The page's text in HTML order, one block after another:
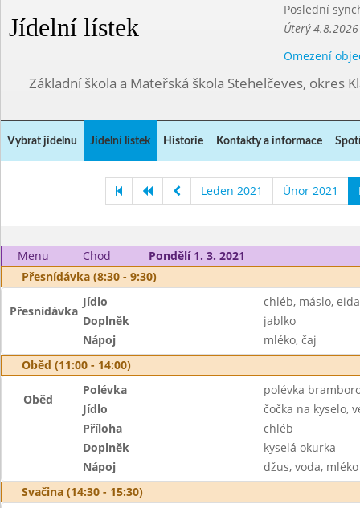
Jídelní lístek
Poslední
Úterý
Omezení
Základní škola a Mateřská škola Stehelčeves, okres
Vybrat jídelnu Jídelní lístek Historie Kontakty a informace
Leden 2021 Únor 2021
Menu Chod
Pondělí 1. 3. 2021
Přesnídávka (8:30 - 9:30)
Přesnídávka
Jídlo
chléb, máslo,
Doplněk
jablko
Nápoj
mléko, čaj
Oběd (11:00 - 14:00)
Oběd
Polévka
polévka
Jídlo
čočka na kyselo,
Příloha
chléb
Doplněk
kyselá okurka
Nápoj
džus, voda, mléko
Svačina (14:30 - 15:30)